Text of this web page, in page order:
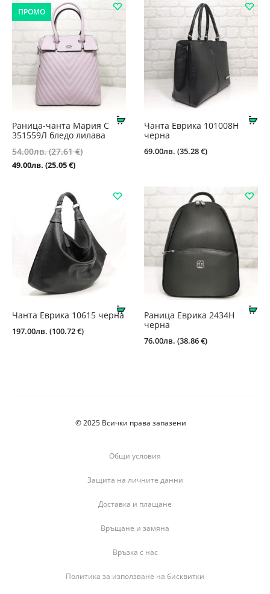
ПРОМО
Купи
Раница-чанта Мария С
351559Л бледо лилава
54.00лв. (27.61 €)Original
€).
49.00лв. (25.05 €)Текущата
49.00лв.
(25.05
€).
Чантa Еврика 101008Н
черна
69.00лв. (35.28 €)
Купи
Чанта Еврика 10615 черна
197.00лв. (100.72 €)
Раница Еврика 2434Н
черна
76.00лв. (38.86 €)
© 2025 Всички права запазени
Общи условия
Защита на личните данни
Доставка и плащане
Връщане и замяна
Връзка с нас
Политика за използване на бисквитки